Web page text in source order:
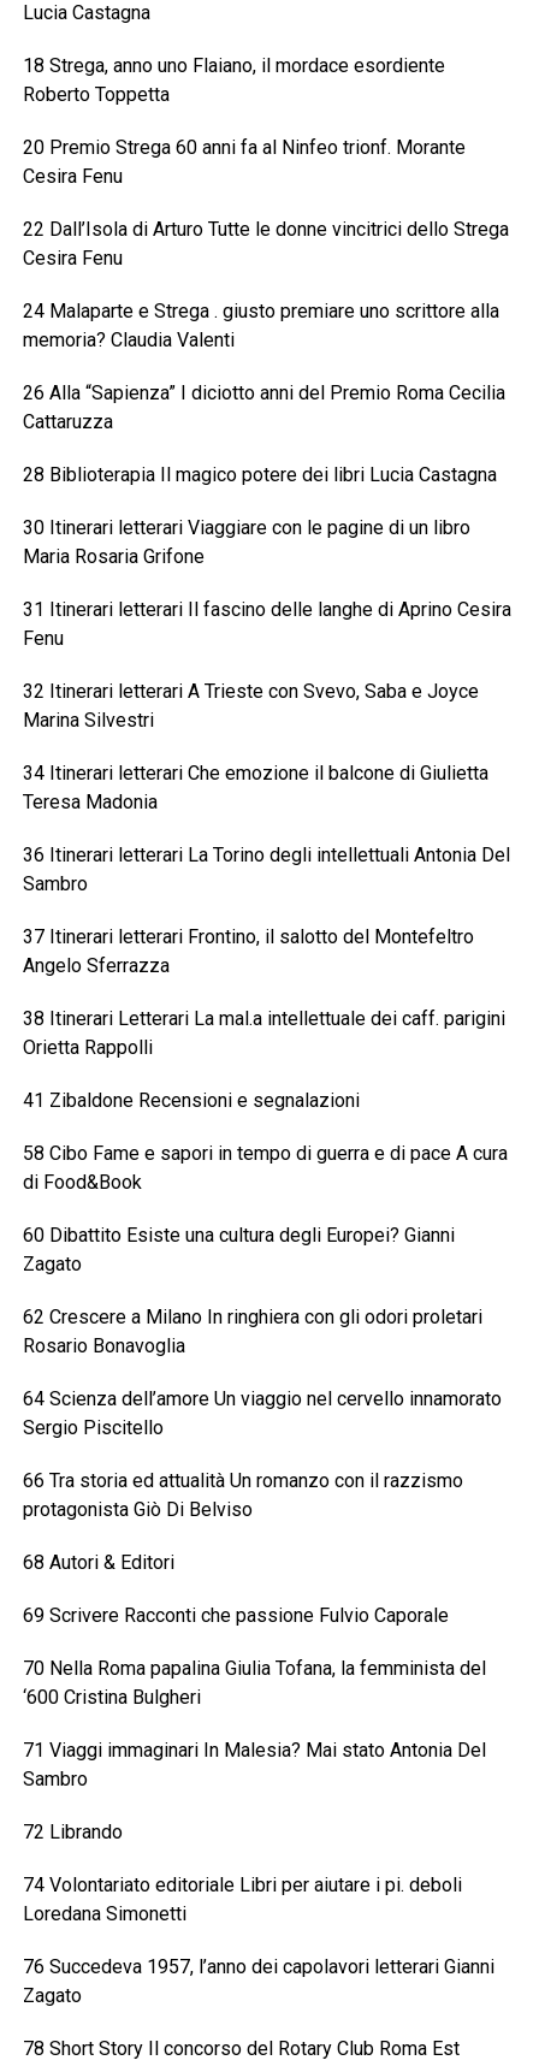
Lucia Castagna
18 Strega, anno uno Flaiano, il mordace esordiente
Roberto Toppetta
20 Premio Strega 60 anni fa al Ninfeo trionf. Morante
Cesira Fenu
22 Dall’Isola di Arturo Tutte le donne vincitrici dello Strega
Cesira Fenu
24 Malaparte e Strega . giusto premiare uno scrittore alla
memoria? Claudia Valenti
26 Alla “Sapienza” I diciotto anni del Premio Roma Cecilia
Cattaruzza
28 Biblioterapia Il magico potere dei libri Lucia Castagna
30 Itinerari letterari Viaggiare con le pagine di un libro
Maria Rosaria Grifone
31 Itinerari letterari Il fascino delle langhe di Aprino Cesira
Fenu
32 Itinerari letterari A Trieste con Svevo, Saba e Joyce
Marina Silvestri
34 Itinerari letterari Che emozione il balcone di Giulietta
Teresa Madonia
36 Itinerari letterari La Torino degli intellettuali Antonia Del
Sambro
37 Itinerari letterari Frontino, il salotto del Montefeltro
Angelo Sferrazza
38 Itinerari Letterari La mal.a intellettuale dei caff. parigini
Orietta Rappolli
41 Zibaldone Recensioni e segnalazioni
58 Cibo Fame e sapori in tempo di guerra e di pace A cura
di Food&Book
60 Dibattito Esiste una cultura degli Europei? Gianni
Zagato
62 Crescere a Milano In ringhiera con gli odori proletari
Rosario Bonavoglia
64 Scienza dell’amore Un viaggio nel cervello innamorato
Sergio Piscitello
66 Tra storia ed attualità Un romanzo con il razzismo
protagonista Giò Di Belviso
68 Autori & Editori
69 Scrivere Racconti che passione Fulvio Caporale
70 Nella Roma papalina Giulia Tofana, la femminista del
‘600 Cristina Bulgheri
71 Viaggi immaginari In Malesia? Mai stato Antonia Del
Sambro
72 Librando
74 Volontariato editoriale Libri per aiutare i pi. deboli
Loredana Simonetti
76 Succedeva 1957, l’anno dei capolavori letterari Gianni
Zagato
78 Short Story Il concorso del Rotary Club Roma Est